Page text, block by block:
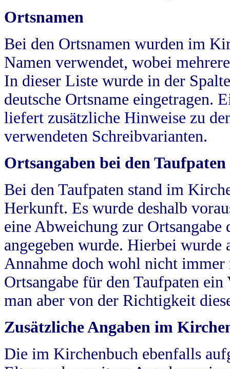
Ortsnamen
Bei den Ortsnamen wurden im
Namen verwendet, wobei
In dieser Liste wurde in der
deutsche Ortsname eingetragen.
liefert zusätzliche Hinweise zu
verwendeten Schreibvarianten.
Ortsangaben bei den Taufpaten
Bei den Taufpaten stand im
Herkunft. Es wurde deshalb
eine Abweichung zur
angegeben wurde. Hierbei wurde
Annahme doch wohl nicht
Ortsangabe für den Taufpaten
man aber von der Richtigkeit
Zusätzliche Angaben im
Die im Kirchenbuch ebenfalls